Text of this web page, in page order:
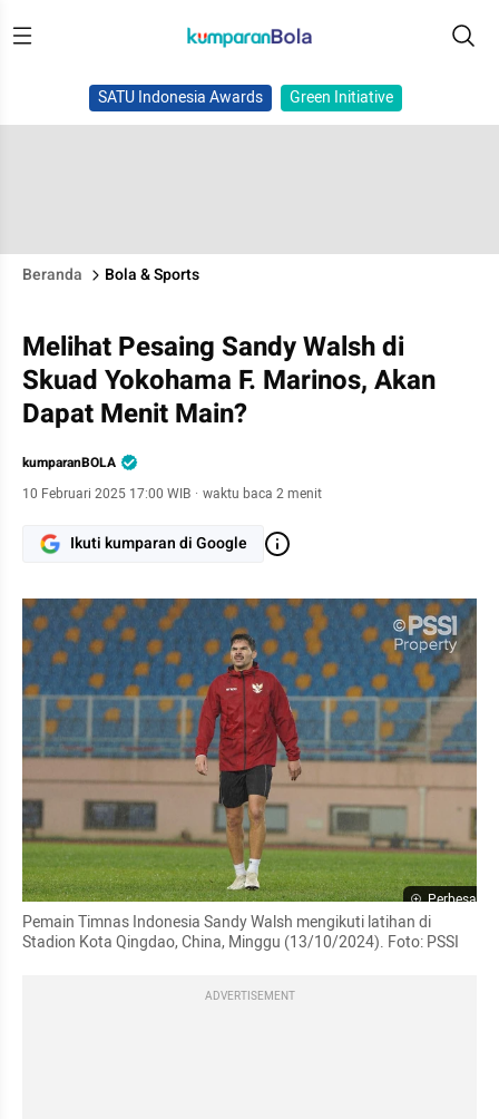
SATU Indonesia Awards Green Initiative
Beranda Bola & Sports
Melihat Pesaing Sandy Walsh di
Skuad Yokohama F. Marinos, Akan
Dapat Menit Main?
kumparanBOLA
10 Februari 2025 17:00 WIB · waktu baca 2 menit
Ikuti kumparan di Google
Perbesar
Pemain Timnas Indonesia Sandy Walsh mengikuti latihan di
Stadion Kota Qingdao, China, Minggu (13/10/2024). Foto: PSSI
ADVERTISEMENT